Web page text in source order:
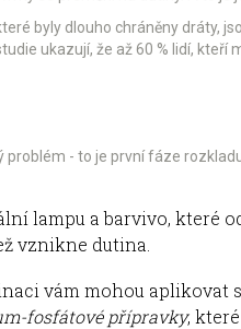
byly dlouho chráněny dráty,
ukazují, že až 60 % lidí, kteří
- to je první fáze
lampu a barvivo, které
vznikne dutina.
vám mohou aplikovat
fosfátové přípravky,